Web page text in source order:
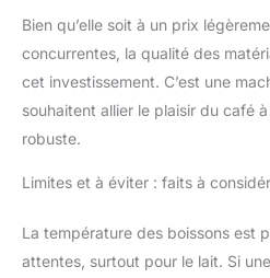
Bien qu’elle soit à un prix
concurrentes, la qualité des
cet investissement. C’est une
souhaitent allier le plaisir du café
robuste.
Limites et à éviter : faits à
La température des boissons est
attentes, surtout pour le lait. Si